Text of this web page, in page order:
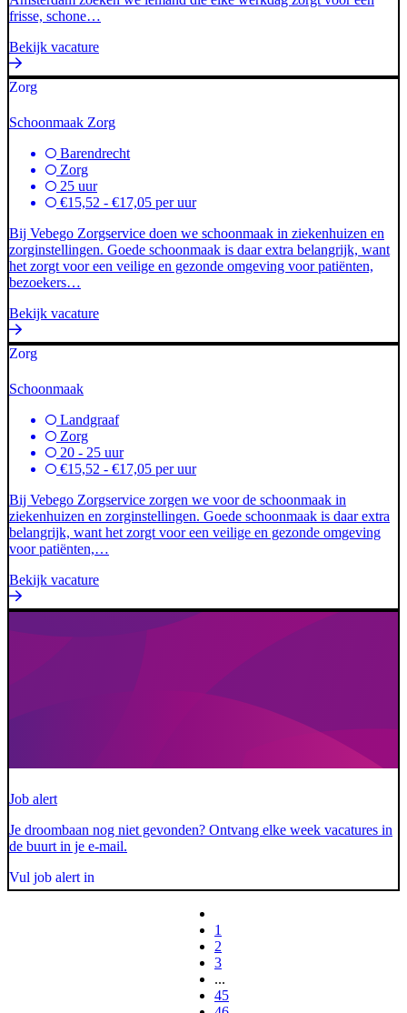
frisse, schone…
Bekijk vacature
Zorg
Schoonmaak Zorg
Barendrecht
Zorg
25 uur
€15,52 - €17,05 per uur
Bij Vebego Zorgservice doen we schoonmaak in ziekenhuizen en
zorginstellingen. Goede schoonmaak is daar extra belangrijk, want
het zorgt voor een veilige en gezonde omgeving voor patiënten,
bezoekers…
Bekijk vacature
Zorg
Schoonmaak
Landgraaf
Zorg
20 - 25 uur
€15,52 - €17,05 per uur
Bij Vebego Zorgservice zorgen we voor de schoonmaak in
ziekenhuizen en zorginstellingen. Goede schoonmaak is daar extra
belangrijk, want het zorgt voor een veilige en gezonde omgeving
voor patiënten,…
Bekijk vacature
Job alert
Je droombaan nog niet gevonden? Ontvang elke week vacatures in
de buurt in je e-mail.
Vul job alert in
1
2
3
...
45